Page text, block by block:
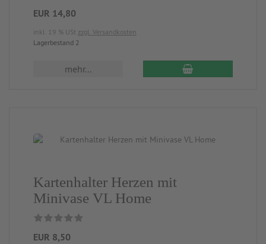
EUR 14,80
inkl. 19 % USt zzgl. Versandkosten
Lagerbestand 2
mehr...
Kartenhalter Herzen mit
Minivase VL Home
EUR 8,50